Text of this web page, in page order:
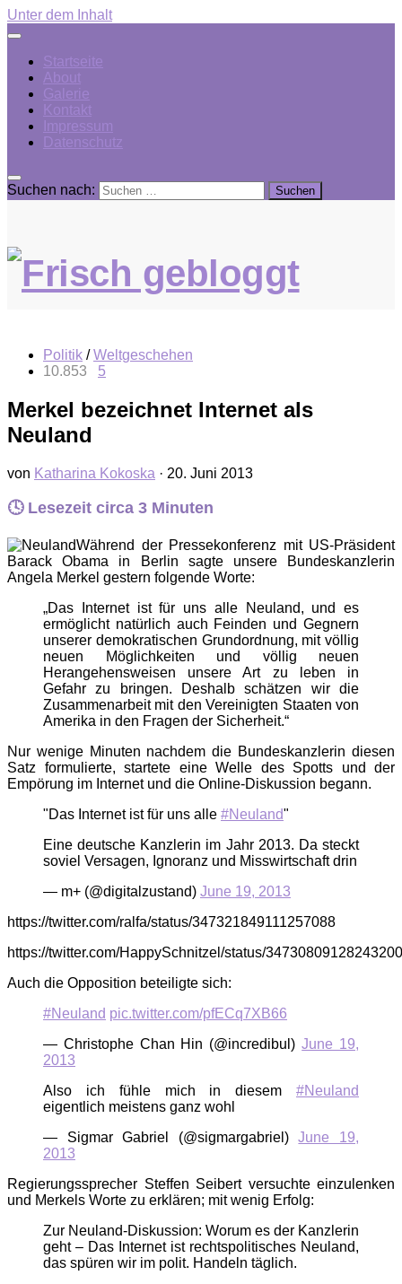
Unter dem Inhalt
Startseite
About
Galerie
Kontakt
Impressum
Datenschutz
Suchen nach:
Politik / Weltgeschehen
10.853 5
Merkel bezeichnet Internet als
Neuland
von Katharina Kokoska · 20. Juni 2013
🕓 Lesezeit circa 3 Minuten
Während der Pressekonferenz mit US-Präsident
Barack Obama in Berlin sagte unsere Bundeskanzlerin
Angela Merkel gestern folgende Worte:
„Das Internet ist für uns alle Neuland, und es
ermöglicht natürlich auch Feinden und Gegnern
unserer demokratischen Grundordnung, mit völlig
neuen Möglichkeiten und völlig neuen
Herangehensweisen unsere Art zu leben in
Gefahr zu bringen. Deshalb schätzen wir die
Zusammenarbeit mit den Vereinigten Staaten von
Amerika in den Fragen der Sicherheit.“
Nur wenige Minuten nachdem die Bundeskanzlerin diesen
Satz formulierte, startete eine Welle des Spotts und der
Empörung im Internet und die Online-Diskussion begann.
"Das Internet ist für uns alle #Neuland"
Eine deutsche Kanzlerin im Jahr 2013. Da steckt
soviel Versagen, Ignoranz und Misswirtschaft drin
— m+ (@digitalzustand) June 19, 2013
https://twitter.com/ralfa/status/347321849111257088
https://twitter.com/HappySchnitzel/status/
Auch die Opposition beteiligte sich:
#Neuland pic.twitter.com/pfECq7XB66
— Christophe Chan Hin (@incredibul)June 19,
2013
Also ich fühle mich in diesem #Neuland
eigentlich meistens ganz wohl
— Sigmar Gabriel (@sigmargabriel)June 19,
2013
Regierungssprecher Steffen Seibert versuchte einzulenken
und Merkels Worte zu erklären; mit wenig Erfolg:
Zur Neuland-Diskussion: Worum es der Kanzlerin
geht – Das Internet ist rechtspolitisches Neuland,
das spüren wir im polit. Handeln täglich.